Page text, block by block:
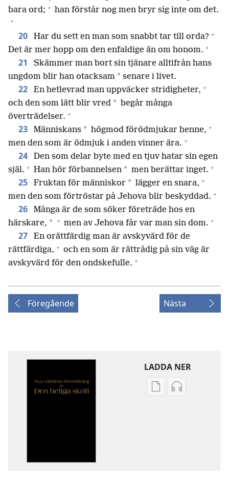
bara ord; + han förstår nog men bryr sig inte om det.
+
20 Har du sett en man som snabbt tar till orda? +
Det är mer hopp om den enfaldige än om honom. +
21
Skämmer man bort sin tjänare alltifrån hans
ungdom blir han otacksam * senare i livet.
22 En hetlevrad man uppväcker stridigheter, +
och den som lätt blir vred * begår många
överträdelser. +
23 Människans * högmod förödmjukar henne, +
men den som är ödmjuk i anden vinner ära. +
24
Den som delar byte med en tjuv hatar sin egen
själ. + Han hör förbannelsen * men berättar inget. +
25 Fruktan för människor * lägger en snara, +
men den som förtröstar på Jehova blir beskyddad. +
26
Många är de som söker företräde hos en
härskare, * + men av Jehova får var man sin dom. +
27
En orättfärdig man är avskyvärd för de
rättfärdiga, + och en som är rättrådig på sin väg är
avskyvärd för den ondskefulle. +
Föregående Nästa
LADDA NER
Valmöjligheter